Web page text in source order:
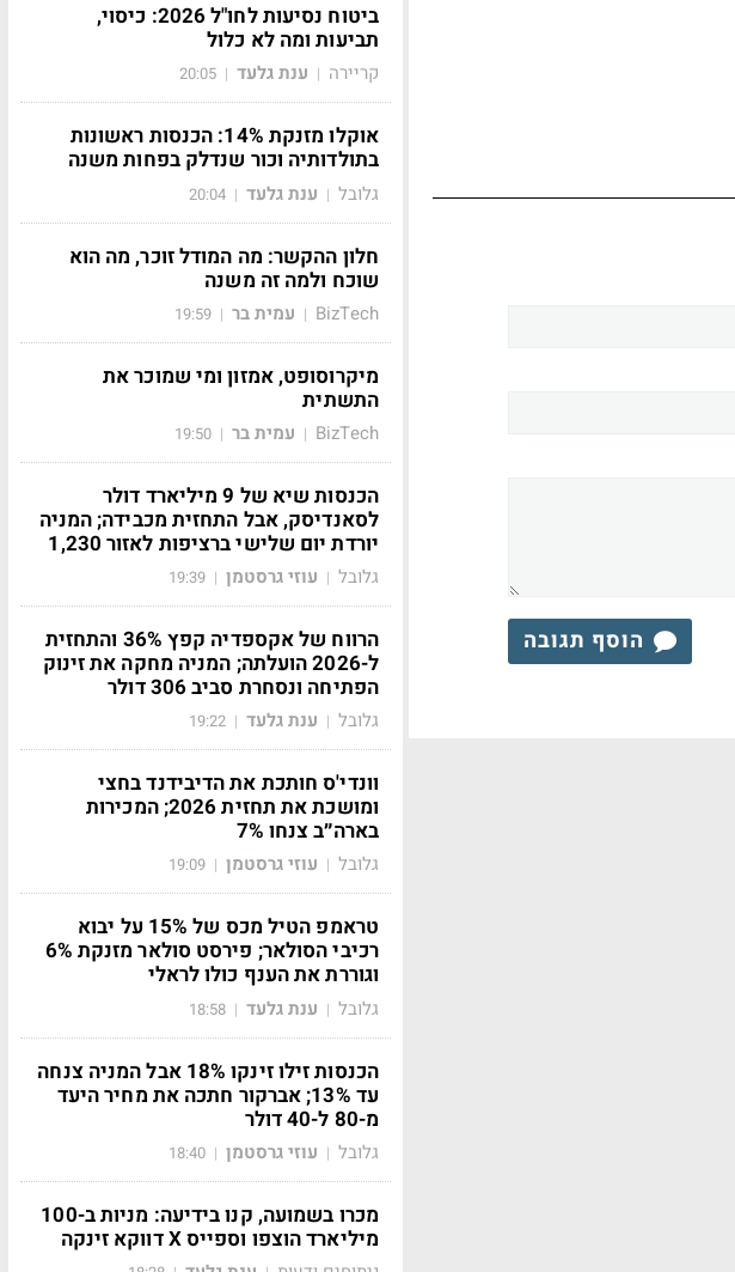
הוסף תגובה
ביטוח נסיעות לחו"ל 2026: כיסוי,
תביעות ומה לא כלול
קריירה | ענת גלעד |
20:05
אוקלו מזנקת 14%: הכנסות ראשונות
בתולדותיה וכור שנדלק בפחות משנה
גלובל | ענת גלעד |
20:04
חלון ההקשר: מה המודל זוכר, מה הוא
שוכח ולמה זה משנה
BizTech
| עמית בר |
19:59
מיקרוסופט, אמזון ומי שמוכר את
התשתית
BizTech
| עמית בר |
19:50
הכנסות שיא של 9 מיליארד דולר
לסאנדיסק, אבל התחזית מכבידה; המניה
יורדת יום שלישי ברציפות לאזור 1,230
גלובל | עוזי גרסטמן |
19:39
הרווח של אקספדיה קפץ 36% והתחזית
ל-2026 הועלתה; המניה מחקה את זינוק
הפתיחה ונסחרת סביב 306 דולר
גלובל | ענת גלעד |
19:22
וונדי'ס חותכת את הדיבידנד בחצי
ומושכת את תחזית 2026; המכירות
בארה״ב צנחו 7%
גלובל | עוזי גרסטמן |
19:09
טראמפ הטיל מכס של 15% על יבוא
רכיבי הסולאר; פירסט סולאר מזנקת 6%
וגוררת את הענף כולו לראלי
גלובל | ענת גלעד |
18:58
הכנסות זילו זינקו 18% אבל המניה צנחה
עד 13%; אברקור חתכה את מחיר היעד
מ-80 ל-40 דולר
גלובל | עוזי גרסטמן |
18:40
מכרו בשמועה, קנו בידיעה: מניות ב-100
מיליארד הוצפו וספייס X דווקא זינקה